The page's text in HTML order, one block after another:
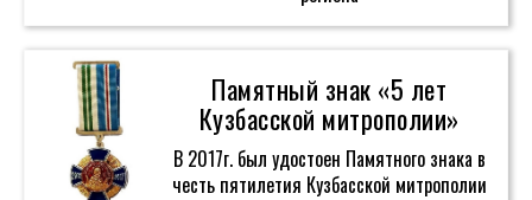
Памятный знак «5 лет
Кузбасской митрополии»
В 2017г. был удостоен Памятного знака в
честь пятилетия Кузбасской митрополии